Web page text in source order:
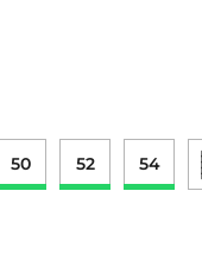
50 52 54